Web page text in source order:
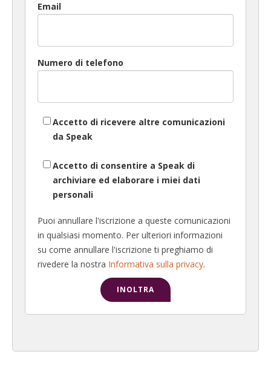
Email
Numero di telefono
Accetto di ricevere altre comunicazioni
da Speak
Accetto di consentire a Speak di
archiviare ed elaborare i miei dati
personali
Puoi annullare l'iscrizione a queste comunicazioni
in qualsiasi momento. Per ulteriori informazioni
su come annullare l'iscrizione ti preghiamo di
rivedere la nostra Informativa sulla privacy.